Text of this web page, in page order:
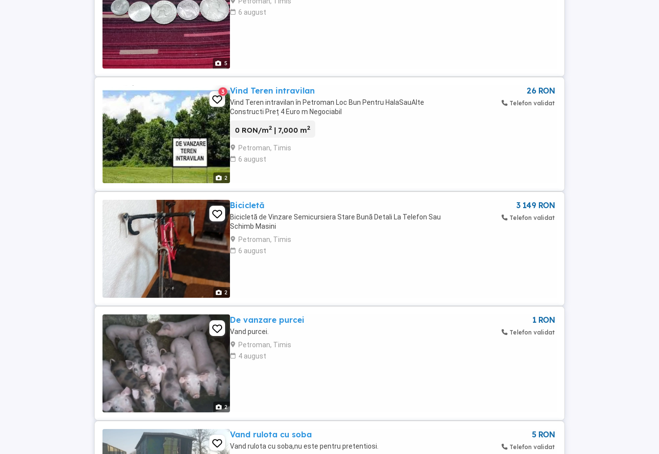
5
6 august
2
3 Vind Teren intravilan
Vind Teren intravilan în Petroman Loc Bun Pentru HalaSauAlte
Constructi Preț 4 Euro m Negociabil
0 RON/m2 | 7,000 m2
Petroman, Timis
6 august
26 RON
Telefon validat
2
Bicicletă
Bicicletă de Vinzare Semicursiera Stare Bună Detali La Telefon Sau
Schimb Masini
Petroman, Timis
6 august
3 149 RON
Telefon validat
2
De vanzare purcei
Vand purcei.
Petroman, Timis
4 august
1 RON
Telefon validat
Vand rulota cu soba
Vand rulota cu soba,nu este pentru pretentiosi.
5 RON
Telefon validat